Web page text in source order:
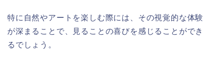
特に自然やアートを楽しむ際には、その視覚的な体験
が深まることで、見ることの喜びを感じることができ
るでしょう。